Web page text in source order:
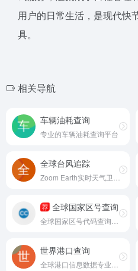
用户的日常生活，是现代快
具。
相关导航
车辆油耗查询
专业的车辆油耗查询平台
全球台风追踪
荐 全球国家区号查询
世界港口查询